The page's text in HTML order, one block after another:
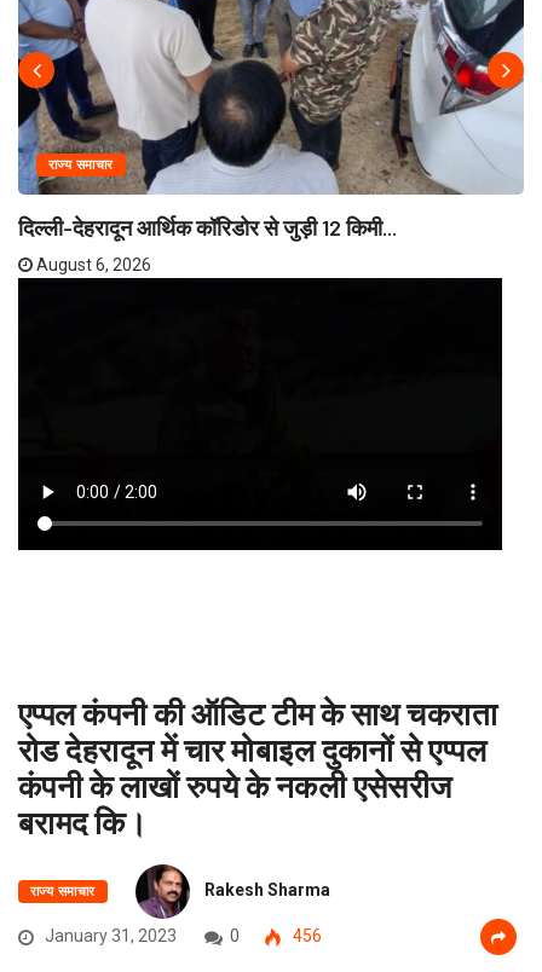
राज्य समाचार
दिल्ली-देहरादून आर्थिक कॉरिडोर से जुड़ी 12 किमी...
August 6, 2026
एप्पल कंपनी की ऑडिट टीम के साथ चकराता
रोड देहरादून में चार मोबाइल दुकानों से एप्पल
कंपनी के लाखों रुपये के नकली एसेसरीज
बरामद कि।
राज्य समाचार Rakesh Sharma
January 31, 2023 0 456